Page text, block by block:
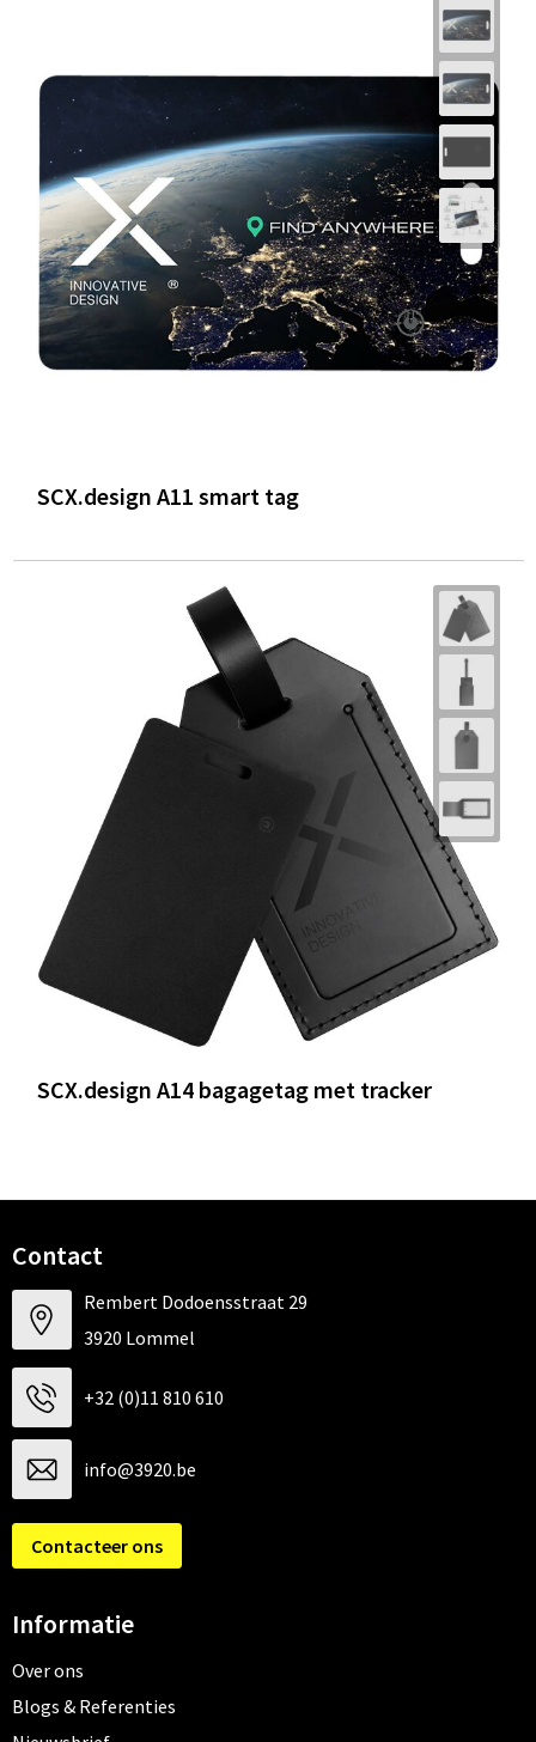
SCX.design A11 smart tag
SCX.design A14 bagagetag met tracker
Contact
Rembert Dodoensstraat 29
3920 Lommel
+32 (0)11 810 610
info@3920.be
Contacteer ons
Informatie
Over ons
Blogs & Referenties